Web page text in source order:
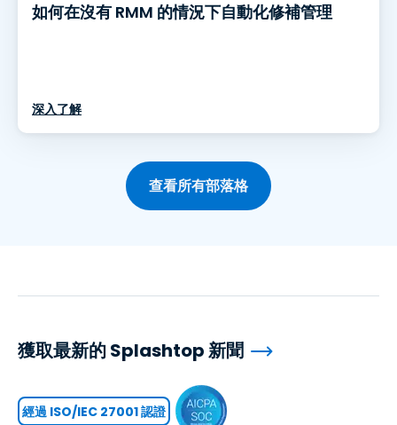
如何在沒有 RMM 的情況下自動化修補管理
深入了解
查看所有部落格
獲取最新的 Splashtop 新聞
經過 ISO/IEC 27001 認證